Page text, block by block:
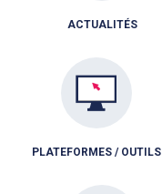
ACTUALITÉS
PLATEFORMES / OUTILS